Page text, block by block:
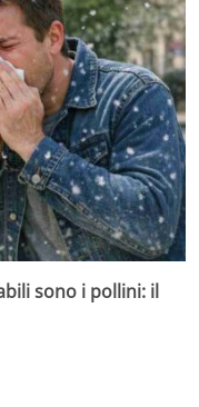
sono i pollini: il